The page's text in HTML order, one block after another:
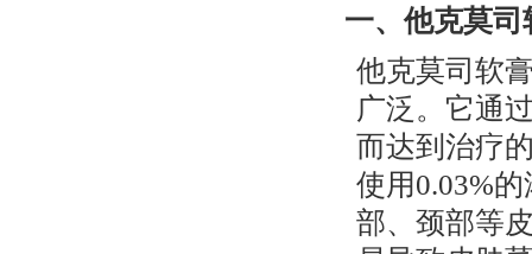
一、他克莫
他克莫司软
广泛。它通
而达到治疗
使用0.03%
部、颈部等